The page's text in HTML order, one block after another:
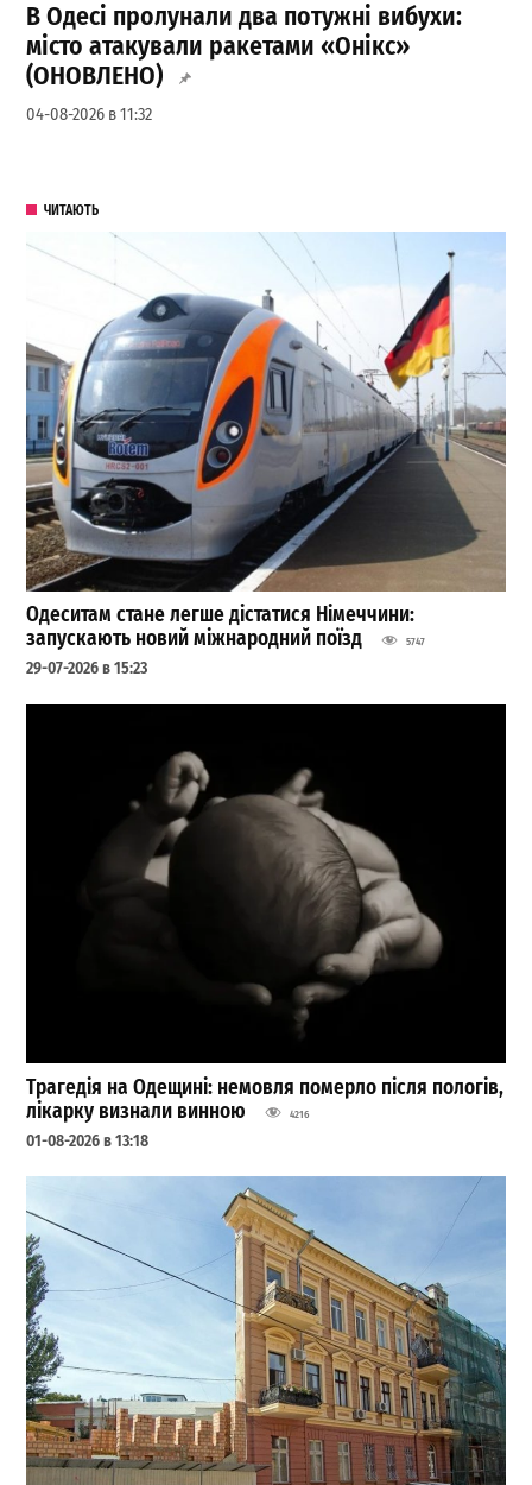
В Одесі пролунали два потужні вибухи:
місто атакували ракетами «Онікс»
(ОНОВЛЕНО)
04-08-2026 в 11:32
ЧИТАЮТЬ
Одеситам стане легше дістатися Німеччини:
запускають новий міжнародний поїзд
5747
29-07-2026 в 15:23
Трагедія на Одещині: немовля померло після пологів,
лікарку визнали винною
4216
01-08-2026 в 13:18